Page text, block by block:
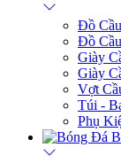
Đồ
Đồ
Giày
Giày
Vợt
Túi -
Phụ